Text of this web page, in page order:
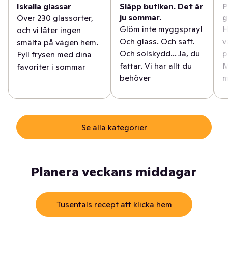
Iskalla glassar
Över 230 glassorter,
och vi låter ingen
smälta på vägen hem.
Fyll frysen med dina
favoriter i sommar
Släpp butiken. Det är
ju sommar.
Glöm inte myggspray!
Och glass. Och saft.
Och solskydd... Ja, du
fattar. Vi har allt du
behöver
Se alla kategorier
Planera veckans middagar
Tusentals recept att klicka hem